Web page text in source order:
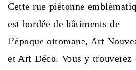
Cette rue piétonne
est bordée de bâtiments de
l’époque ottomane, Art
et Art Déco. Vous y trouverez